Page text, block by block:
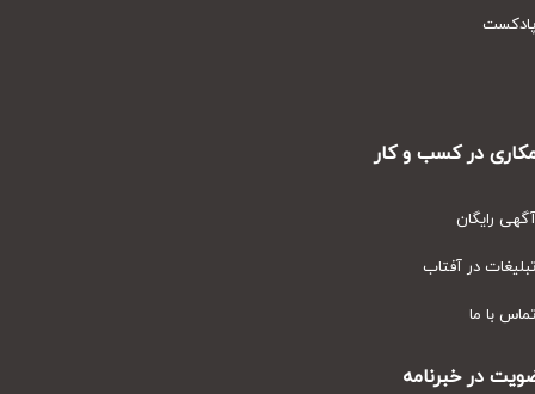
در کسب و کار
رایگان
در آفتاب
با ما
در خبرنامه